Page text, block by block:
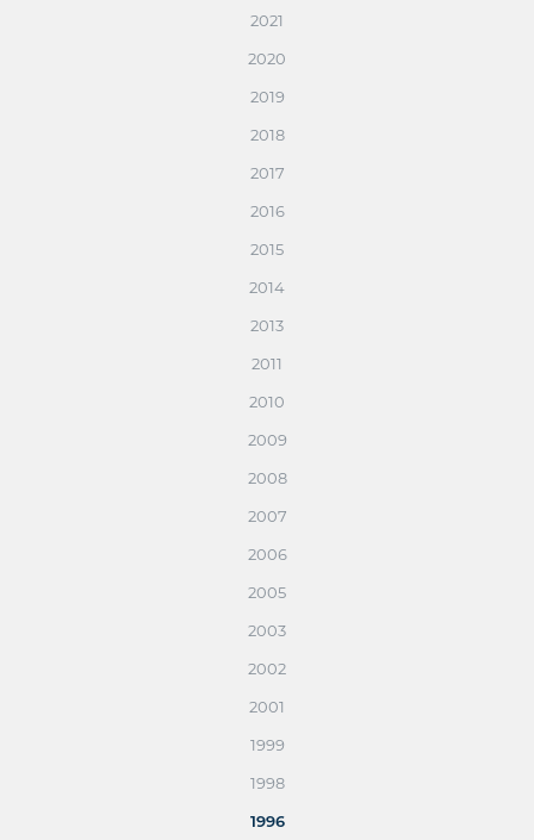
2021
2020
2019
2018
2017
2016
2015
2014
2013
2011
2010
2009
2008
2007
2006
2005
2003
2002
2001
1999
1998
1996